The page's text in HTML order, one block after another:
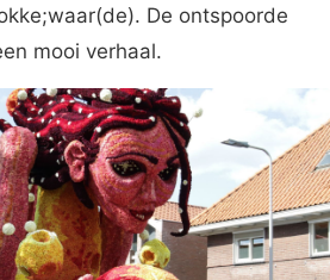
De ontspoorde
mooi verhaal.